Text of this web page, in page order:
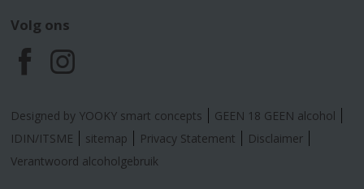
Volg ons
F
a
c
I
n
s
Designed by YOOKY smart concepts
GEEN 18 GEEN alcohol
IDIN/ITSME
sitemap Privacy Statement
Disclaimer
Verantwoord alcoholgebruik